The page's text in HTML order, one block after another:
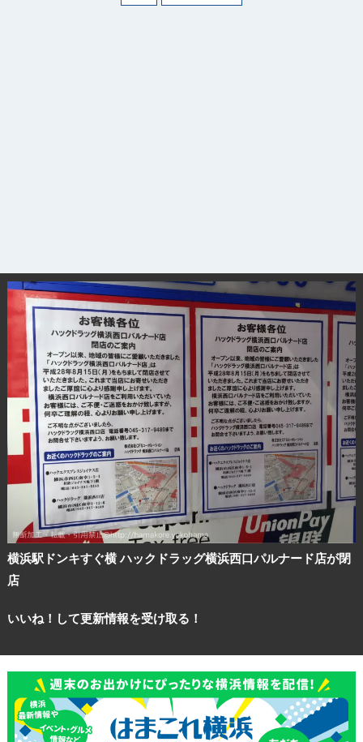
横浜駅ドンキすぐ横 ハックドラッグ横浜西口パルナード店が閉
店
いいね！して更新情報を受け取る！